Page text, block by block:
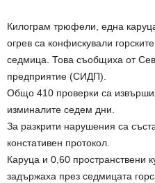
Килограм трюфели, една
огрев са конфискували
седмица. Това съобщиха от
предприятие (СИДП).
Общо 410 проверки са
изминалите седем дни.
За разкрити нарушения са
констативен протокол.
Каруца и 0,60 пространствени
задържаха през седмицата